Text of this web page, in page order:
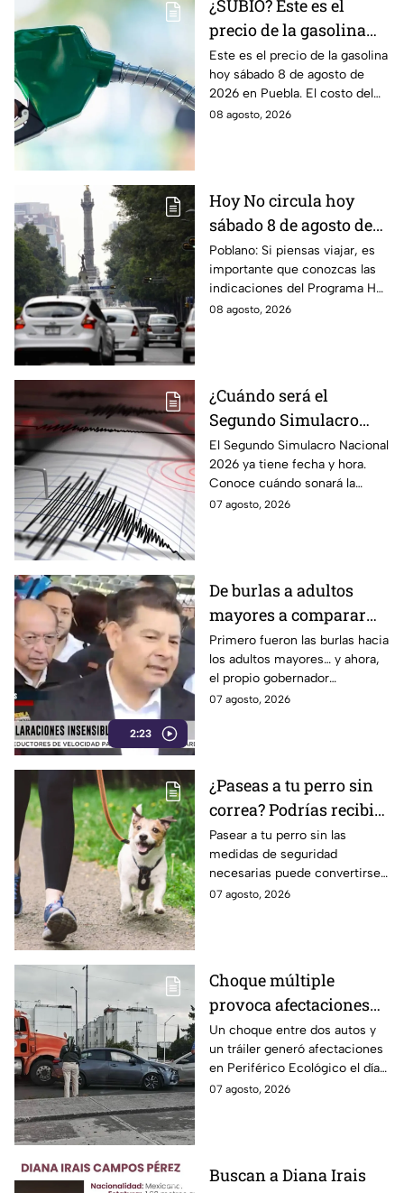
¿SUBIÓ? Este es el
precio de la gasolina
Puebla hoy sábado 8 de
agosto de 2026
Este es el precio de la gasolina
hoy sábado 8 de agosto de
2026 en Puebla. El costo del
combustible cambia todos los
08 agosto, 2026
Hoy No circula hoy
sábado 8 de agosto de
2026: ¿Qué autos no
transitan en la CDMX y
EdoMex?
Poblano: Si piensas viajar, es
importante que conozcas las
indicaciones del Programa Hoy
No Circula HOY sábado 8 de
08 agosto, 2026
¿Cuándo será el
Segundo Simulacro
Nacional 2026? A esta
hora sonará la alerta
sísmica
El Segundo Simulacro Nacional
2026 ya tiene fecha y hora.
Conoce cuándo sonará la
alerta sísmica y qué ocurrirá
07 agosto, 2026
2:23
De burlas a adultos
mayores a comparar
Puebla con Palestina:
Alejandro Armenta se
disculpa “a modo” por
sus insensibles dichos
las también morenistas
Nayeli Salvatori y
Grace Palomares
Primero fueron las burlas hacia
los adultos mayores… y ahora,
el propio gobernador
morenista Alejandro Armenta
en Palestina. Tras la polémica y
el rechazo, el mandatario tuvo
que salir a pedir disculpas…
pero la pregunta es: ¿Basta
con decir “me equivoqué”
cada vez que una declaración
genera indignación?
07 agosto, 2026
¿Paseas a tu perro sin
correa? Podrías recibir
una fuerte MULTA
Pasear a tu perro sin las
medidas de seguridad
necesarias puede convertirse
en una infracción en la CDMX,
07 agosto, 2026
Choque múltiple
provoca afectaciones
en Periférico Ecológico
hoy viernes
Un choque entre dos autos y
un tráiler generó afectaciones
en Periférico Ecológico el día
de hoy, con dirección a la 24
07 agosto, 2026
Buscan a Diana Irais